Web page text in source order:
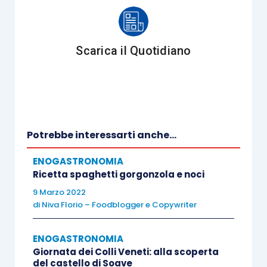
riso e fatelo insaporire in maniera
omogenea girandolo con un cucchiaio di
legno.
Continuate a mescolare per non far
attaccare il riso.
A metà cottura, unite al riso le pere con il
Continuate a cuocere e ad aggiungere il
brodo quando necessario.
A cottura ultimata, spegnete la fiamma.
Aggiungete il provolone piccante e il
Scarica il Quotidiano
Potrebbe interessarti anche...
ENOGASTRONOMIA
Ricetta spaghetti gorgonzola e noci
9 Marzo 2022
di Niva Florio – Foodblogger e Copywriter
ENOGASTRONOMIA
Giornata dei Colli Veneti: alla scoperta
del castello di Soave